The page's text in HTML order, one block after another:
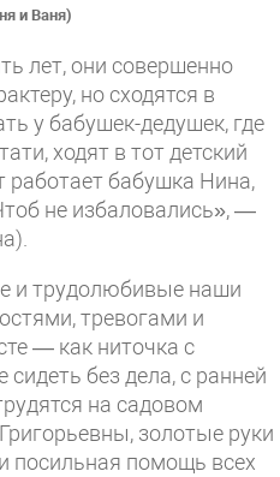
и Ваня)
лет, они совершенно
но сходятся в
у бабушек-дедушек, где
ходят в тот детский
работает бабушка Нина,
не избаловались», —
и трудолюбивые наши
тревогами и
— как ниточка с
без дела, с ранней
на садовом
золотые руки
посильная помощь всех